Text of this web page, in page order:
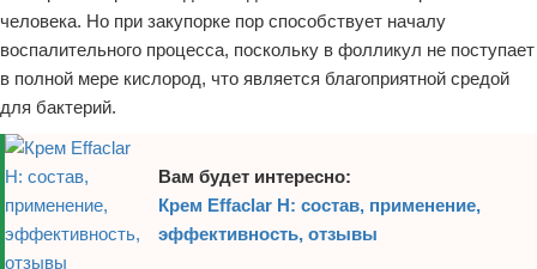
человека. Но при закупорке пор способствует началу
воспалительного процесса, поскольку в фолликул не поступает
в полной мере кислород, что является благоприятной средой
для бактерий.
Вам будет интересно:
Крем Effaclar H: состав, применение,
эффективность, отзывы